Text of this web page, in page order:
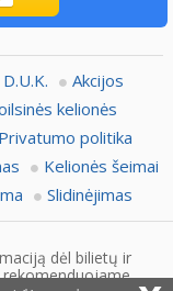
D.U.K.
Akcijos
kelionės
Privatumo politika
Kelionės šeimai
Slidinėjimas
dėl bilietų ir